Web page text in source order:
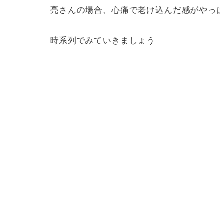
亮さんの場合、心痛で老け込んだ感がやっ
時系列でみていきましょう